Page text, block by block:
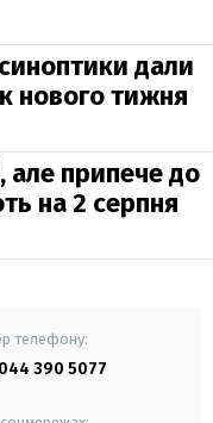
дали
нового тижня
припече до
на 2 серпня
телефону:
390 5077